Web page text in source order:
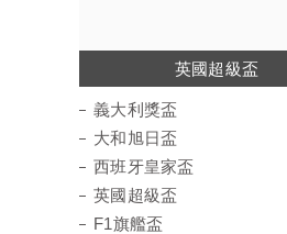
義大利獎盃
大和旭日盃
西班牙皇家盃
英國超級盃
F1旗艦盃
精工典藏盃
文藝金像獎
普羅合金獎盃
凱旋冠軍獎盃
義大利獎盃
大和旭日盃
西班牙皇家盃
英國超級盃
F1旗艦盃